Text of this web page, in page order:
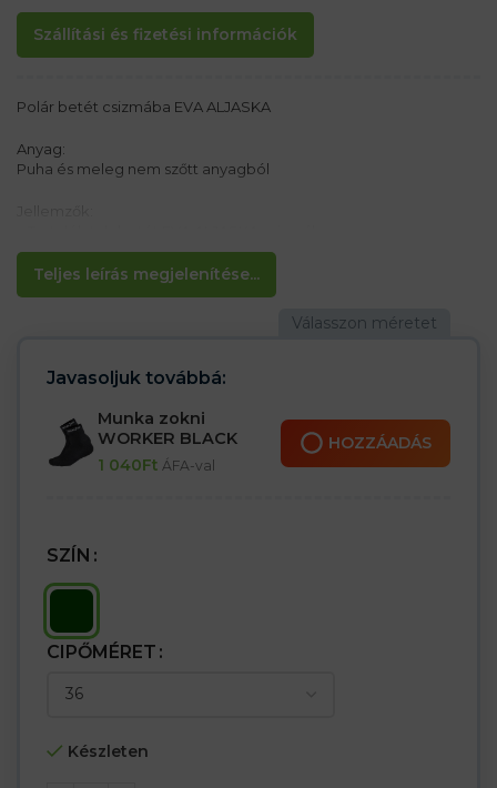
Szállítási és fizetési információk
Teljes leírás megjelenítése...
Polár betét csizmába EVA ALJASKA
Anyag:
Puha és meleg nem szőtt anyagból
– Hőszigetelés az alumínium fóliának köszönhetően
– Manchester gallér a tetején
Javasoljuk továbbá:
Munka zokni
WORKER BLACK
1 040Ft ÁFA-val
HOZZÁADÁS
SZÍN
CIPŐMÉRET
Készleten